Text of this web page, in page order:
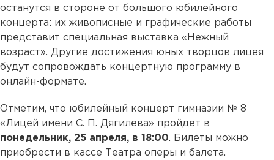
останутся в стороне от большого юбилейного
концерта: их живописные и графические работы
представит специальная выставка «Нежный
возраст». Другие достижения юных творцов лицея
будут сопровождать концертную программу в
онлайн-формате.
Отметим, что юбилейный концерт гимназии № 8
«Лицей имени С. П. Дягилева» пройдет в
понедельник, 25 апреля, в 18:00. Билеты можно
приобрести в кассе Театра оперы и балета.